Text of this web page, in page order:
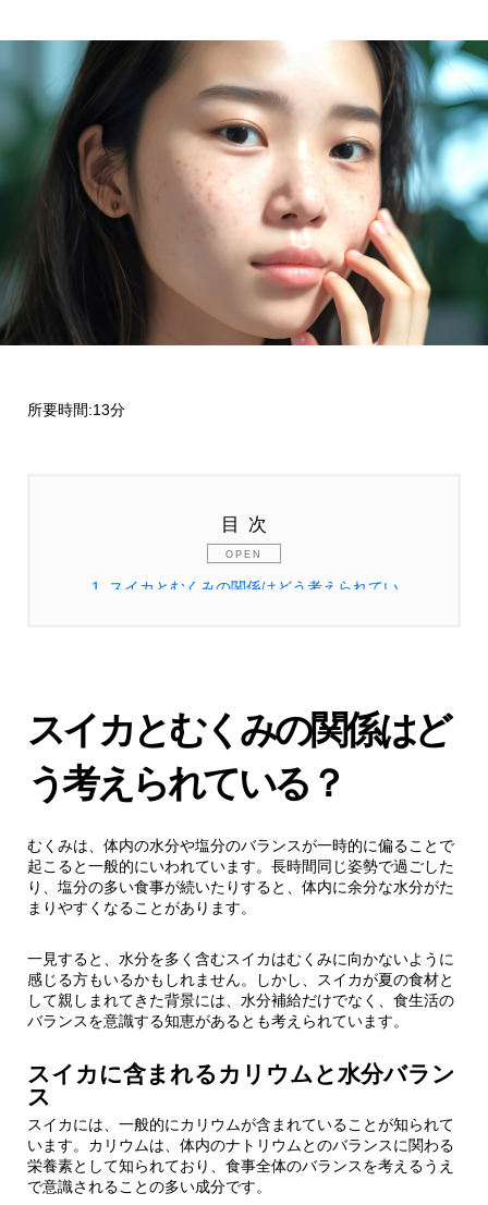
所要時間:13分
目次
1.
スイカとむくみの関係はどう考えられてい
1.2. 水分が多い果物を食べる意味
2.1.シトルリンという成分について
2.2.赤い果肉に含まれる色素成分
3.スイカを食生活に取り入れる際の考え方
3.1.食べるタイミングの目安
3.2.量を意識しながら楽しむ
4.南原ファームが考える夏のスイカとの付き合
スイカとむくみの関係はど
う考えられている？
むくみは、体内の水分や塩分のバランスが一時的に偏ることで
起こると一般的にいわれています。長時間同じ姿勢で過ごした
り、塩分の多い食事が続いたりすると、体内に余分な水分がた
まりやすくなることがあります。
一見すると、水分を多く含むスイカはむくみに向かないように
感じる方もいるかもしれません。しかし、スイカが夏の食材と
して親しまれてきた背景には、水分補給だけでなく、食生活の
バランスを意識する知恵があるとも考えられています。
スイカに含まれるカリウムと水分バラン
ス
スイカには、一般的にカリウムが含まれていることが知られて
います。カリウムは、体内のナトリウムとのバランスに関わる
栄養素として知られており、食事全体のバランスを考えるうえ
で意識されることの多い成分です。